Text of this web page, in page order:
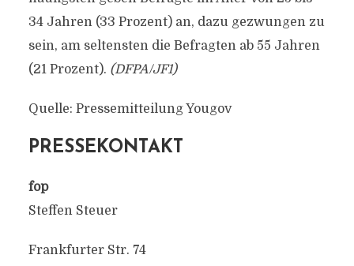
34 Jahren (33 Prozent) an, dazu gezwungen zu
sein, am seltensten die Befragten ab 55 Jahren
(21 Prozent). (DFPA/JF1)
Quelle: Pressemitteilung Yougov
PRESSEKONTAKT
fop
Steffen Steuer
Frankfurter Str. 74